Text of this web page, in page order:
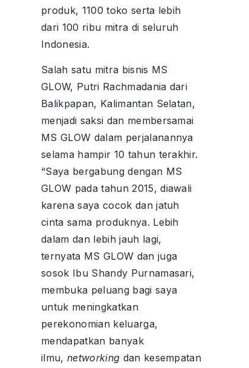
produk, 1100 toko serta lebih
dari 100 ribu mitra di seluruh
Indonesia.
Salah satu mitra bisnis MS
GLOW, Putri Rachmadania dari
Balikpapan, Kalimantan Selatan,
menjadi saksi dan membersamai
MS GLOW dalam perjalanannya
selama hampir 10 tahun terakhir.
“Saya bergabung dengan MS
GLOW pada tahun 2015, diawali
karena saya cocok dan jatuh
cinta sama produknya. Lebih
dalam dan lebih jauh lagi,
ternyata MS GLOW dan juga
sosok Ibu Shandy Purnamasari,
membuka peluang bagi saya
untuk meningkatkan
perekonomian keluarga,
mendapatkan banyak
ilmu,networking dan kesempatan